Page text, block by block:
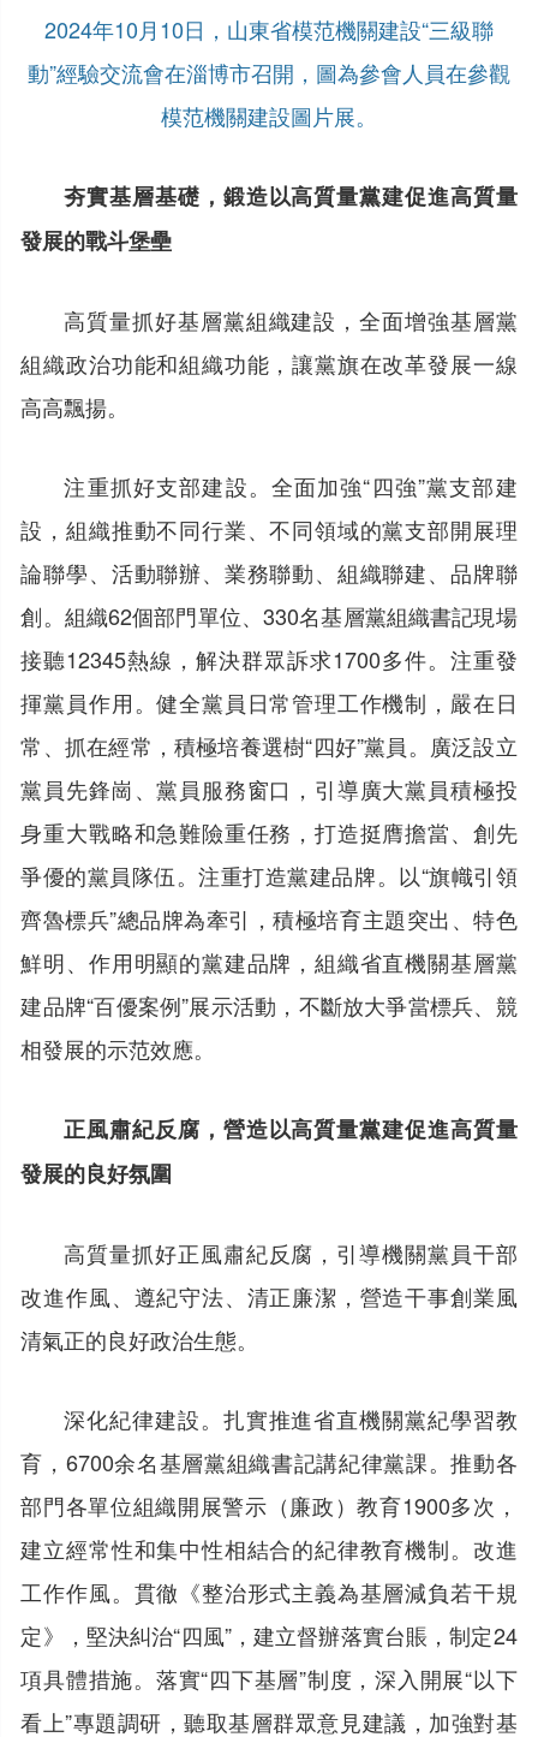
2024年10月10日，山東省模范機關建設“三級聯
動”經驗交流會在淄博市召開，圖為參會人員在參觀
模范機關建設圖片展。
夯實基層基礎，鍛造以高質量黨建促進高質量
發展的戰斗堡壘
高質量抓好基層黨組織建設，全面增強基層黨
組織政治功能和組織功能，讓黨旗在改革發展一線
高高飄揚。
注重抓好支部建設。全面加強“四強”黨支部建
設，組織推動不同行業、不同領域的黨支部開展理
論聯學、活動聯辦、業務聯動、組織聯建、品牌聯
創。組織62個部門單位、330名基層黨組織書記現場
接聽12345熱線，解決群眾訴求1700多件。注重發
揮黨員作用。健全黨員日常管理工作機制，嚴在日
常、抓在經常，積極培養選樹“四好”黨員。廣泛設立
黨員先鋒崗、黨員服務窗口，引導廣大黨員積極投
身重大戰略和急難險重任務，打造挺膺擔當、創先
爭優的黨員隊伍。注重打造黨建品牌。以“旗幟引領
齊魯標兵”總品牌為牽引，積極培育主題突出、特色
鮮明、作用明顯的黨建品牌，組織省直機關基層黨
建品牌“百優案例”展示活動，不斷放大爭當標兵、競
相發展的示范效應。
正風肅紀反腐，營造以高質量黨建促進高質量
發展的良好氛圍
高質量抓好正風肅紀反腐，引導機關黨員干部
改進作風、遵紀守法、清正廉潔，營造干事創業風
清氣正的良好政治生態。
深化紀律建設。扎實推進省直機關黨紀學習教
育，6700余名基層黨組織書記講紀律黨課。推動各
部門各單位組織開展警示（廉政）教育1900多次，
建立經常性和集中性相結合的紀律教育機制。改進
工作作風。貫徹《整治形式主義為基層減負若干規
定》，堅決糾治“四風”，建立督辦落實台賬，制定24
項具體措施。落實“四下基層”制度，深入開展“以下
看上”專題調研，聽取基層群眾意見建議，加強對基